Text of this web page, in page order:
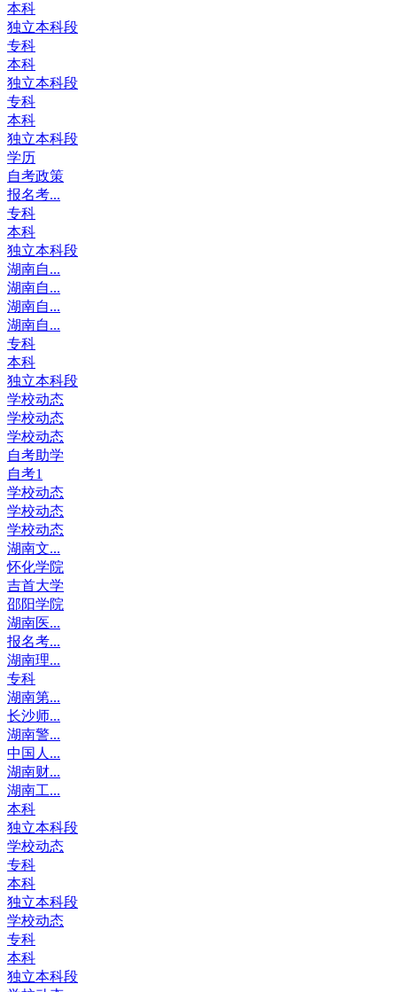
本科
独立本科段
专科
本科
独立本科段
专科
本科
独立本科段
学历
自考政策
报名考...
专科
本科
独立本科段
湖南自...
湖南自...
湖南自...
湖南自...
专科
本科
独立本科段
学校动态
学校动态
学校动态
自考助学
自考1
学校动态
学校动态
学校动态
湖南文...
怀化学院
吉首大学
邵阳学院
湖南医...
报名考...
湖南理...
专科
湖南第...
长沙师...
湖南警...
中国人...
湖南财...
湖南工...
本科
独立本科段
学校动态
专科
本科
独立本科段
学校动态
专科
本科
独立本科段